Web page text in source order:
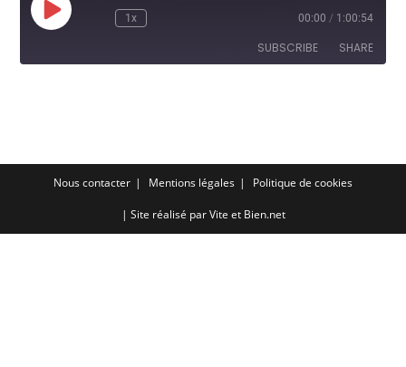
Play
Episode
1x 00:00 / 1:00:54
SUBSCRIBE SHARE
EMBEDNous contacter Mentions légales Politique de cookies
| Site réalisé parVite et Bien.net